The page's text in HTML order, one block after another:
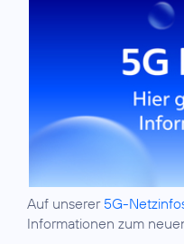
Auf unserer 5G-
Informationen zum